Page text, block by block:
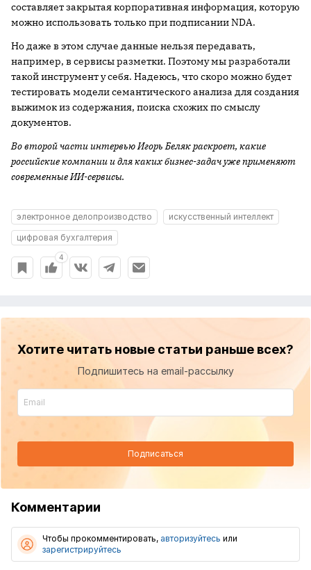
составляет закрытая корпоративная информация, которую
можно использовать только при подписании NDA.
Но даже в этом случае данные нельзя передавать,
например, в сервисы разметки. Поэтому мы разработали
такой инструмент у себя. Надеюсь, что скоро можно будет
тестировать модели семантического анализа для создания
выжимок из содержания, поиска схожих по смыслу
документов.
Во второй части интервью Игорь Беляк раскроет, какие
российские компании и для каких бизнес-задач уже применяют
современные ИИ-сервисы.
электронное делопроизводство
искусственный интеллект
цифровая бухгалтерия
4
Хотите читать новые статьи раньше всех?
Подпишитесь на email-рассылку
Подписаться
Комментарии
Чтобы прокомментировать, авторизуйтесь или
зарегистрируйтесь